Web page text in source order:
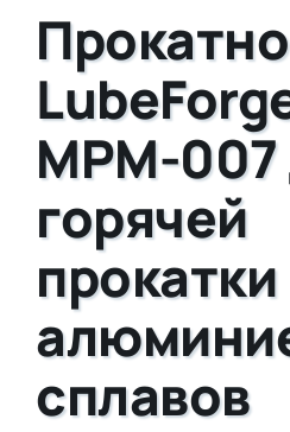
MPM-
горячей
прокатки
сплавов